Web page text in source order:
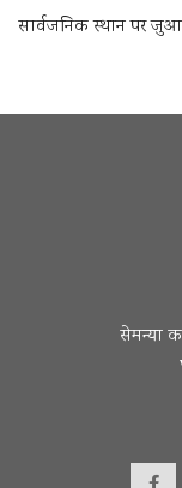
सार्वजनिक स्थान पर
सेमन्या